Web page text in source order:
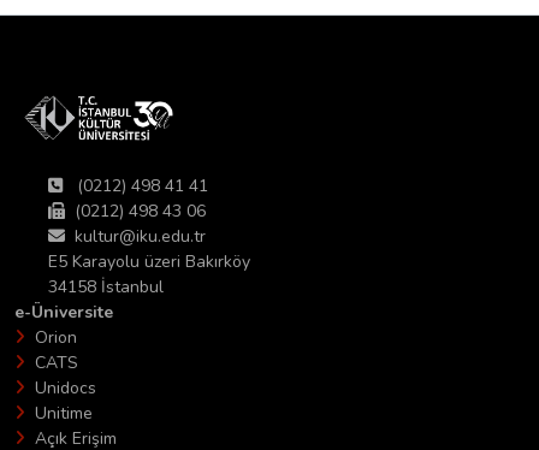
(0212) 498 41 41
(0212) 498 43 06
kultur@iku.edu.tr
E5 Karayolu üzeri Bakırköy
34158 İstanbul
e-Üniversite
Orion
CATS
Unidocs
Unitime
Açık Erişim